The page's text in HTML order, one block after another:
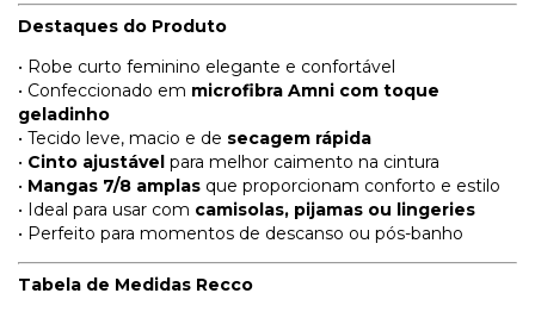
Destaques do Produto
• Robe curto feminino elegante e confortável
• Confeccionado em microfibra Amni com toque
geladinho
• Tecido leve, macio e de secagem rápida
• Cinto ajustável para melhor caimento na cintura
• Mangas 7/8 amplas que proporcionam conforto e estilo
• Ideal para usar com camisolas, pijamas ou lingeries
• Perfeito para momentos de descanso ou pós-banho
Tabela de Medidas Recco